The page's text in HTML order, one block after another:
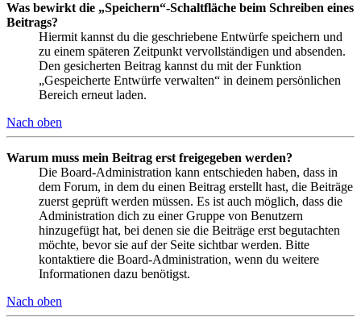
Was bewirkt die „Speichern“-Schaltfläche beim Schreiben eines
Beitrags?
Hiermit kannst du die geschriebene Entwürfe speichern und
zu einem späteren Zeitpunkt vervollständigen und absenden.
Den gesicherten Beitrag kannst du mit der Funktion
„Gespeicherte Entwürfe verwalten“ in deinem persönlichen
Bereich erneut laden.
Nach oben
Warum muss mein Beitrag erst freigegeben werden?
Die Board-Administration kann entschieden haben, dass in
dem Forum, in dem du einen Beitrag erstellt hast, die Beiträge
zuerst geprüft werden müssen. Es ist auch möglich, dass die
Administration dich zu einer Gruppe von Benutzern
hinzugefügt hat, bei denen sie die Beiträge erst begutachten
möchte, bevor sie auf der Seite sichtbar werden. Bitte
kontaktiere die Board-Administration, wenn du weitere
Informationen dazu benötigst.
Nach oben